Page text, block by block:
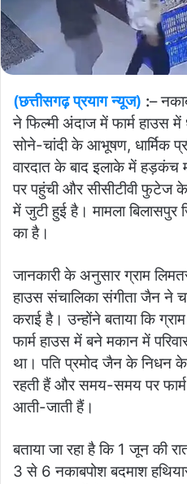
(छत्तीसगढ़ प्रयाग न्यूज) :–
ने फिल्मी अंदाज में फार्म हाउस
सोने-चांदी के आभूषण, धार्मिक
वारदात के बाद इलाके में
पर पहुंची और सीसीटीवी फुटेज
में जुटी हुई है। मामला बिलासपुर
का है।
जानकारी के अनुसार ग्राम
हाउस संचालिका संगीता जैन ने
कराई है। उन्होंने बताया कि
फार्म हाउस में बने मकान में
था। पति प्रमोद जैन के निधन
रहती हैं और समय-समय पर
आती-जाती हैं।
बताया जा रहा है कि 1 जून की
3 से 6 नकाबपोश बदमाश